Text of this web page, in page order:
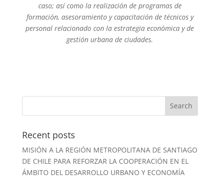
caso; así como la realización de programas de
formación, asesoramiento y capacitación de técnicos y
personal relacionado con la estrategia económica y de
gestión urbana de ciudades.
Recent posts
MISIÓN A LA REGIÓN METROPOLITANA DE SANTIAGO
DE CHILE PARA REFORZAR LA COOPERACIÓN EN EL
ÁMBITO DEL DESARROLLO URBANO Y ECONOMÍA